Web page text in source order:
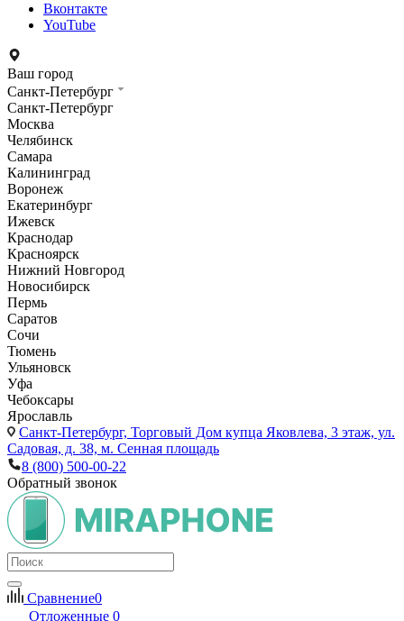
Вконтакте
YouTube
Ваш город
Санкт-Петербург
Санкт-Петербург
Москва
Челябинск
Самара
Калининград
Воронеж
Екатеринбург
Ижевск
Краснодар
Красноярск
Нижний Новгород
Новосибирск
Пермь
Саратов
Сочи
Тюмень
Ульяновск
Уфа
Чебоксары
Ярославль
Санкт-Петербург, Торговый Дом купца Яковлева, 3 этаж, ул.
Садовая, д. 38, м. Сенная площадь
8 (800) 500-00-22
Обратный звонок
Сравнение0
Отложенные 0